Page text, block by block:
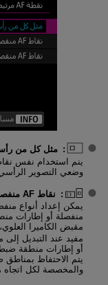
: مثل كل من
وضعي التصوير الرأسي
: نقاط AF منفصلة:منطقة+نقطة
مقبض الكاميرا العلوي، و(٣) رأسي مع مقبض
أو إطارات منطقة ضبط
والمخصصة لكل اتجاه